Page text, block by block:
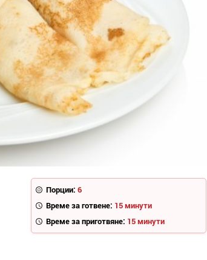
Порции: 6
Време за готвене: 15 минути
Време за приготвяне: 15 минути